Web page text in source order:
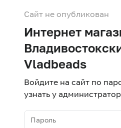
Сайт не опубликован
Интернет
Vladbeads
Войдите на сайт по
узнать у